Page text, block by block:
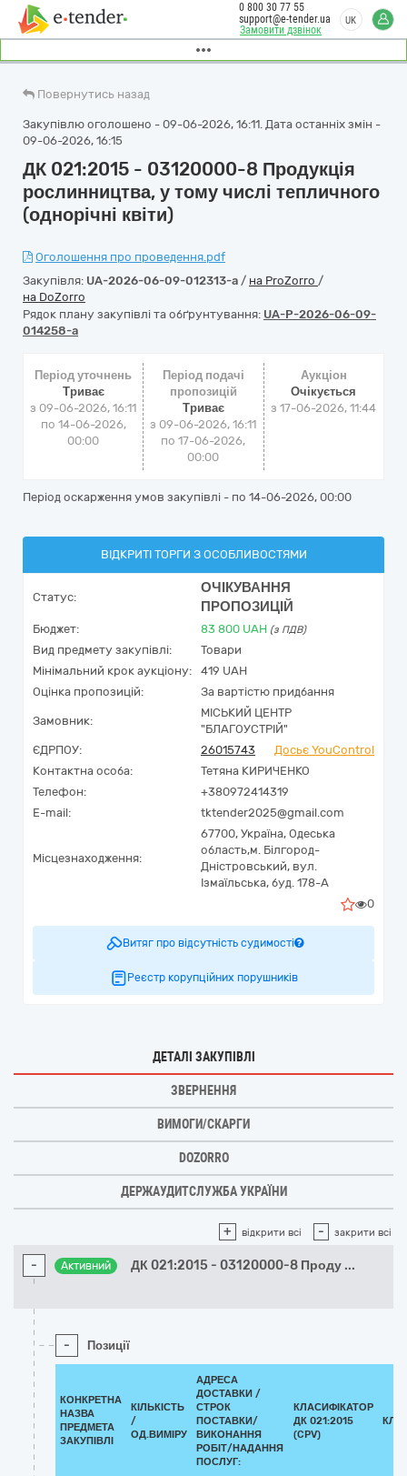
Замовити дзвінок
0 800 30 77 55
support@e-tender.ua
UK
Повернутись назад
Закупівлю оголошено - 09-06-2026, 16:11. Дата останніх змін -
09-06-2026, 16:15
ДК 021:2015 - 03120000-8 Продукція
рослинництва, у тому числі тепличного
(однорічні квіти)
Оголошення про проведення.pdf
Закупівля: UA-2026-06-09-012313-a / на ProZorro /
на DoZorro
Рядок плану закупівлі та обґрунтування: UA-P-2026-06-09-
014258-a
Період уточнень
Триває
з 09-06-2026, 16:11
по 14-06-2026,
00:00
Період подачі
пропозицій
Триває
з 09-06-2026, 16:11
по 17-06-2026,
00:00
Аукціон
Очікується
з17-06-2026, 11:44
Період оскарження умов закупівлі - по 14-06-2026, 00:00
ВІДКРИТІ ТОРГИ З ОСОБЛИВОСТЯМИ
Статус:
ОЧІКУВАННЯ
ПРОПОЗИЦІЙ
Бюджет: 83 800 UAH (з ПДВ)
Вид предмету закупівлі:
Товари
Мінімальний крок аукціону:
419 UAH
Оцінка пропозицій:
За вартістю придбання
Замовник:
МІСЬКИЙ ЦЕНТР
"БЛАГОУСТРІЙ"
ЄДРПОУ:
26015743
Досьє YouControl
Контактна особа:
Тетяна КИРИЧЕНКО
Телефон:
+380972414319
E-mail:
tktender2025@gmail.com
Місцезнаходження:
67700, Україна, Одеська
область,м. Білгород-
Дністровський, вул.
Ізмаїльська, буд. 178-А
0
Витяг про відсутність судимості
Реєстр корупційних порушників
ДЕТАЛІ ЗАКУПІВЛІ
ЗВЕРНЕННЯ
ВИМОГИ/СКАРГИ
DOZORRO
ДЕРЖАУДИТСЛУЖБА УКРАЇНИ
+ відкрити всі - закрити всі
- Активний ДК 021:2015 - 03120000-8 Проду ...
- Позиції
КОНКРЕТНА
НАЗВА
ПРЕДМЕТА
ЗАКУПІВЛІ
КІЛЬКІСТЬ
/
ОД.ВИМІРУ
АДРЕСА
ДОСТАВКИ /
СТРОК
ПОСТАВКИ/
ВИКОНАННЯ
РОБІТ/НАДАННЯ
ПОСЛУГ:
КЛАСИФІКАТОР
ДК 021:2015
(CPV)